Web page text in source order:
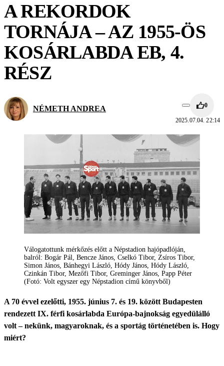
A REKORDOK
TORNÁJA – AZ 1955-ÖS
KOSÁRLABDA EB, 4.
RÉSZ
NÉMETH ANDREA 0
2025.07.04. 22:14
Válogatottunk mérkőzés előtt a Népstadion hajópadlóján,
balról: Bogár Pál, Bencze János, Cselkó Tibor, Zsíros Tibor,
Simon János, Bánhegyi László, Hódy János, Hódy László,
Czinkán Tibor, Mezőfi Tibor, Greminger János, Papp Péter
(Fotó: Volt egyszer egy Népstadion című könyvből)
A 70 évvel ezelőtti, 1955. június 7. és 19. között Budapesten
rendezett IX. férfi kosárlabda Európa-bajnokság egyedülálló
volt – nekünk, magyaroknak, és a sportág történetében is. Hogy
miért?